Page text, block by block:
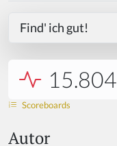
Find' ich gut!
15.804
Scoreboards
Autor